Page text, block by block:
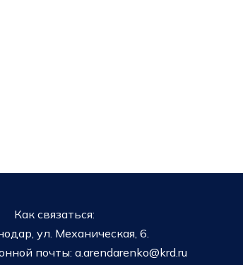
Как связаться:
ул. Механическая, 6.
почты: a.arendarenko@krd.ru